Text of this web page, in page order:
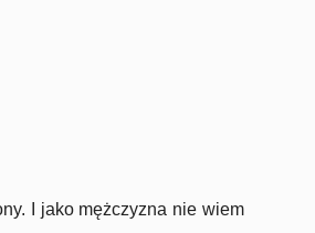
I jako mężczyzna nie wiem